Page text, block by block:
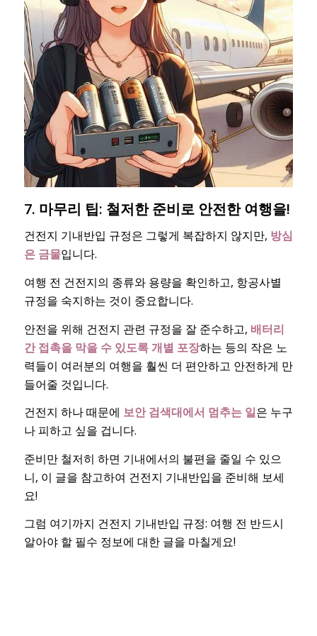
7. 마무리 팁: 철저한 준비로 안전한 여행을!
건전지 기내반입 규정은 그렇게 복잡하지 않지만, 방심
은 금물입니다.
여행 전 건전지의 종류와 용량을 확인하고, 항공사별
규정을 숙지하는 것이 중요합니다.
안전을 위해 건전지 관련 규정을 잘 준수하고, 배터리
간 접촉을 막을 수 있도록 개별 포장하는 등의 작은 노
력들이 여러분의 여행을 훨씬 더 편안하고 안전하게 만
들어줄 것입니다.
건전지 하나 때문에 보안 검색대에서 멈추는 일은 누구
나 피하고 싶을 겁니다.
준비만 철저히 하면 기내에서의 불편을 줄일 수 있으
니, 이 글을 참고하여 건전지 기내반입을 준비해 보세
요!
그럼 여기까지 건전지 기내반입 규정: 여행 전 반드시
알아야 할 필수 정보에 대한 글을 마칠게요!